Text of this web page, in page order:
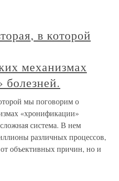
в которой
механизмах
болезней.
мы поговорим о
«хронификации»
система. В нем
различных процессов,
от объективных причин, но и